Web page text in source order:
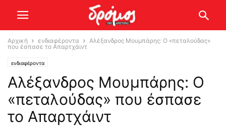
Αρχική ενδιαφέροντα
Aλέξανδρος Μουμπάρης: Ο «πεταλούδας»
που έσπασε το Απαρτχάιντ
ενδιαφέροντα
Aλέξανδρος Μουμπάρης: Ο
«πεταλούδας» που έσπασε
το Απαρτχάιντ